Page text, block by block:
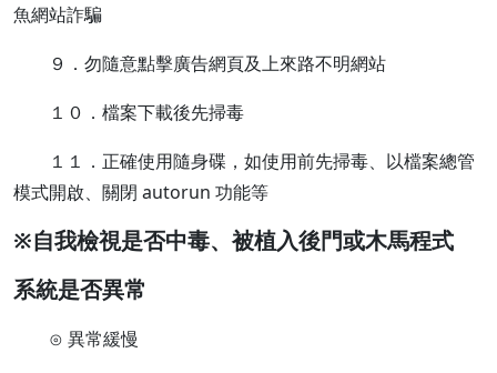
魚網站詐騙
９．勿隨意點擊廣告網頁及上來路不明網站
１０．檔案下載後先掃毒
１１．正確使用隨身碟，如使用前先掃毒、以檔案總管
模式開啟、關閉 autorun 功能等
※自我檢視是否中毒、被植入後門或木馬程式
系統是否異常
⊙ 異常緩慢